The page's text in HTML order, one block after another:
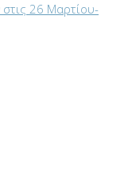
26 Μαρτίου-